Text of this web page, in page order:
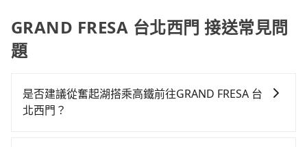
GRAND FRESA 台北西門 接送常見問
題
是否建議從奮起湖搭乘高鐵前往GRAND FRESA 台
北西門？